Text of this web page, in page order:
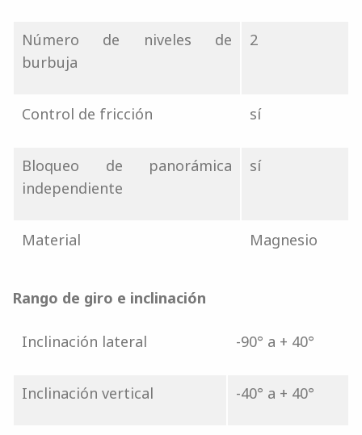
Número de niveles de
burbuja
2
Control de fricción sí
Bloqueo de panorámica
independiente
sí
Material Magnesio
Rango de giro e inclinación
Inclinación lateral -90° a + 40°
Inclinación vertical -40° a + 40°